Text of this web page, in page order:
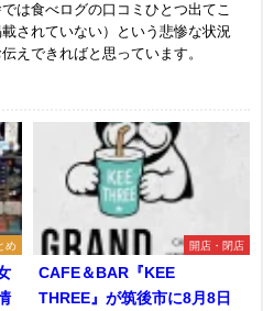
は食べログの口コミひとつ出てこ
されていない）という悲惨な状況
えできればと思っています。
め 開店・閉店
CAFE＆BAR『KEE
THREE』が筑後市に8月8日